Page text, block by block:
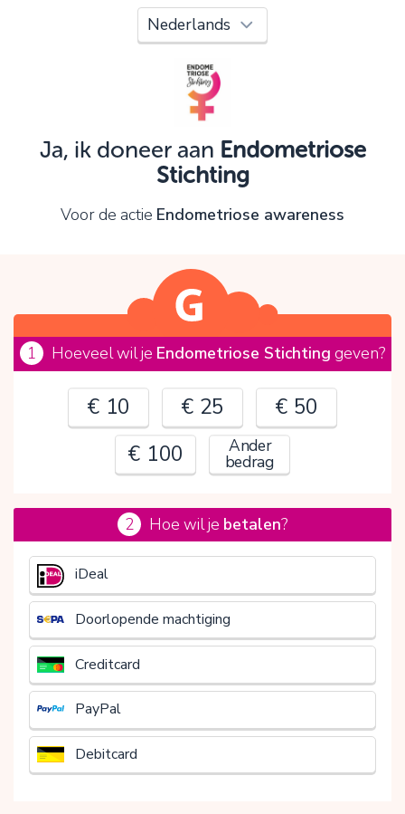
Ja, ik doneer aan Endometriose
Stichting
Voor de actie Endometriose awareness
1 Hoeveel wil je Endometriose Stichting geven?
€ 10 € 25
€ 50
€ 100
Ander
bedrag
€
2 Hoe wil je betalen?
iDeal
Doorlopende machtiging
Creditcard
PayPal
Debitcard
Oeps!
Je kunt nog niet verder vanwege:
Controleer en verbeter je invoer en probeer het
OK